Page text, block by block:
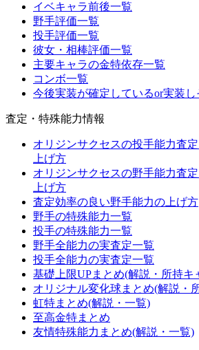
イベキャラ前後一覧
野手評価一覧
投手評価一覧
彼女・相棒評価一覧
主要キャラの金特依存一覧
コンボ一覧
今後実装が確定しているor実装
査定・特殊能力情報
オリジンサクセスの投手能力査
上げ方
オリジンサクセスの野手能力査
上げ方
査定効率の良い野手能力の上げ方
野手の特殊能力一覧
投手の特殊能力一覧
野手全能力の実査定一覧
投手全能力の実査定一覧
基礎上限UPまとめ(解説・所持キ
オリジナル変化球まとめ(解説・
虹特まとめ(解説・一覧)
至高金特まとめ
友情特殊能力まとめ(解説・一覧)